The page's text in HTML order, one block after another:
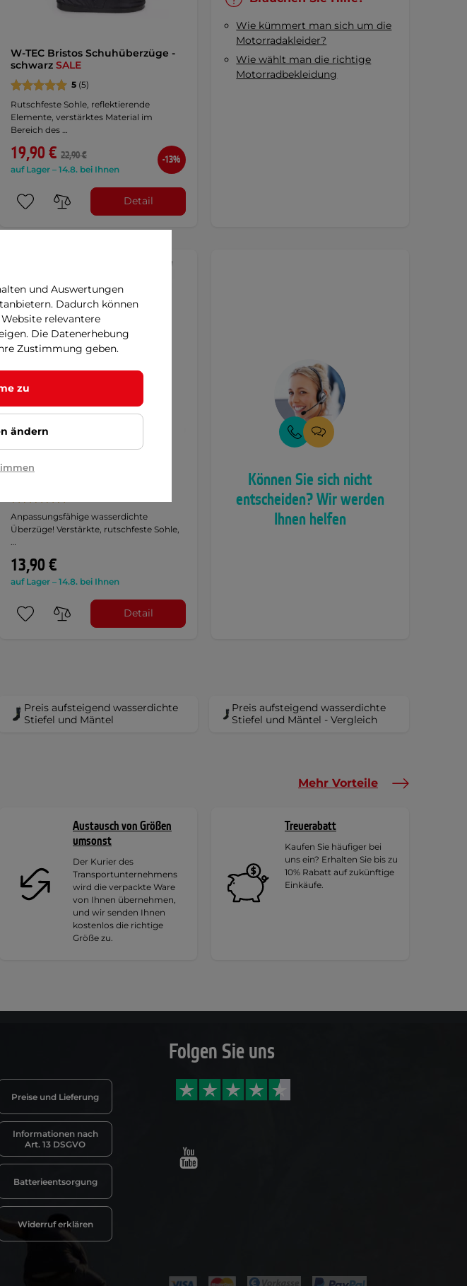
W-TEC Bristos Schuhüberzüge -
schwarz SALE
5(5)
Rutschfeste Sohle, reflektierende
Elemente, verstärktes Material im
Bereich des …
19,90 € 22,90 €
auf Lager – 14.8. bei Ihnen
-13%
Detail
Wie kümmert man sich um die
Motorradakleider?
Wie wählt man die richtige
Motorradbekleidung
Wasserdichte Schuhüberzüge
inSPORTline Nispo - šedá-
Anpassungsfähige wasserdichte
Überzüge! Verstärkte, rutschfeste Sohle,
13,90 €
auf Lager – 14.8. bei Ihnen
Detail
Können Sie sich nicht
entscheiden? Wir werden
Ihnen helfen
Preis aufsteigend wasserdichte
Stiefel und Mäntel
Preis aufsteigend wasserdichte
Stiefel und Mäntel - Vergleich
Mehr Vorteile
Austausch von Größen
umsonst
Der Kurier des
Transportunternehmens
wird die verpackte Ware
von Ihnen übernehmen,
und wir senden Ihnen
kostenlos die richtige
Größe zu.
Treuerabatt
Kaufen Sie häufiger bei
uns ein? Erhalten Sie bis zu
10% Rabatt auf zukünftige
Einkäufe.
Preise und Lieferung
Informationen nach
Art. 13 DSGVO
Batterieentsorgung
Widerruf erklären
Folgen Sie uns
Youtube
und Auswertungen
Dadurch können
relevantere
Die Datenerhebung
Zustimmung geben.
zu
ändern